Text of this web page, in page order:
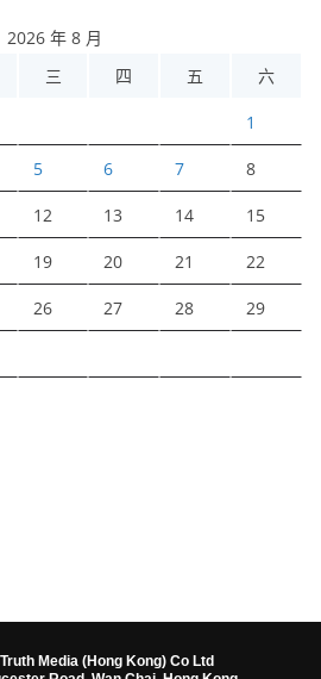
2026 年 8 月
三 四 五 六
1
5 6 7 8
12 13 14 15
19 20 21 22
26 27 28 29
Media (Hong Kong) Co Ltd